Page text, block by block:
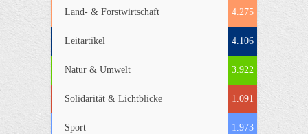
Land- & Forstwirtschaft 4.275
Leitartikel 4.106
Natur & Umwelt 3.922
Solidarität & Lichtblicke 1.091
Sport 1.973